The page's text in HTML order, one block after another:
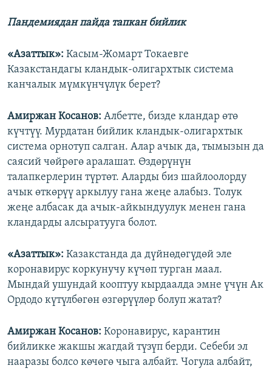
Пандемиядан пайда тапкан бийлик
«Азаттык»: Касым-Жомарт Токаевге
Казакстандагы кландык-олигархтык система
канчалык мүмкүнчүлүк берет?​
Амиржан Косанов: Албетте, бизде кландар өтө
күчтүү. Мурдатан бийлик кландык-олигархтык
система орнотуп салган. Алар ачык да, тымызын да
саясий чөйрөгө аралашат. Өздөрүнүн
талапкерлерин түртөт. Аларды биз шайлоолорду
ачык өткөрүү аркылуу гана жеңе алабыз. Толук
жеңе албасак да ачык-айкындуулук менен гана
кландарды алсыратууга болот.
«Азаттык»: Казакстанда да дүйнөдөгүдөй эле
коронавирус коркунучу күчөп турган маал.
Мындай ушундай кооптуу кырдаалда эмне үчүн Ак
Ордодо күтүлбөгөн өзгөрүүлөр болуп жатат?
Амиржан Косанов: Коронавирус, карантин
бийликке жакшы жагдай түзүп берди. Себеби эл
нааразы болсо көчөгө чыга албайт. Чогула албайт,